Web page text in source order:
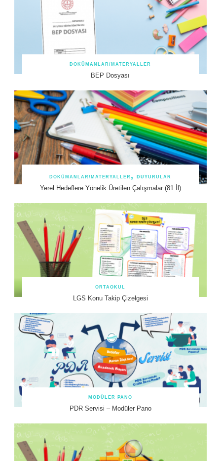
DOKÜMANLAR/MATERYALLER
BEP Dosyası
DOKÜMANLAR/MATERYALLER DUYURULAR
Yerel Hedeflere Yönelik Üretilen Çalışmalar (81 İl)
ORTAOKUL
LGS Konu Takip Çizelgesi
MODÜLER PANO
PDR Servisi – Modüler Pano